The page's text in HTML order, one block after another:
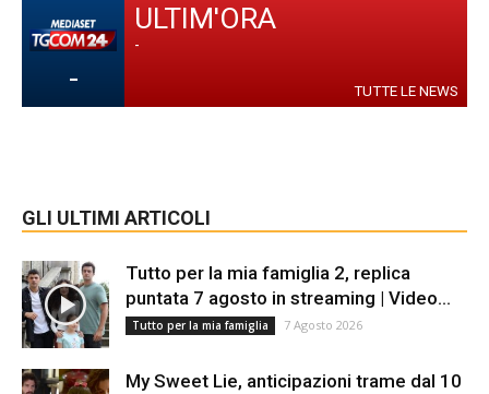
-
ULTIM'ORA
-
TUTTE LE NEWS
GLI ULTIMI ARTICOLI
Tutto per la mia famiglia 2, replica
puntata 7 agosto in streaming | Video...
Tutto per la mia famiglia 7 Agosto 2026
My Sweet Lie, anticipazioni trame dal 10